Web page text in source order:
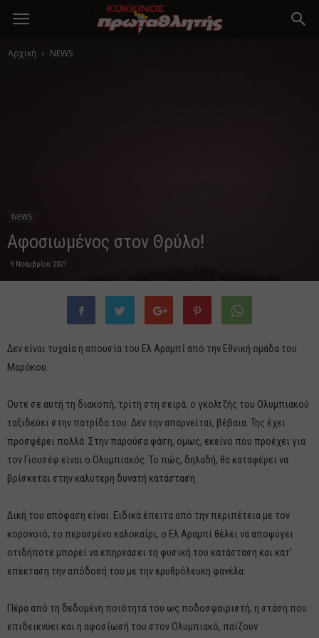
Αρχική NEWS
NEWS
Αφοσιωμένος στον Θρύλο!
9 Νοεμβρίου 2021
Δεν είναι τυχαία η απουσία του Ελ Αραμπί από την Εθνική ομάδα του
Μαρόκου.
Ουτε σε αυτή τη διακοπή, τρίτη στη σειρά, ο γκολτζής του Ολυμπιακού
ταξιδεύει στην πατρίδα του. Δεν την απαρνείται, βέβαια. Της έχει
προσφέρει πολλά. Στην παρούσα φάση, ομως, εκείνο που προέχει για
τον Γιουσέφ είναι ο Ολυμπιακός. Το πώς, δηλαδή, θα καταφέρει να
βρίσκεται στην καλύτερη δυνατή κατάσταση.
Δική του απόφαση είναι. Ειδικά έπειτα από την περιπέτεια με τον
κορονοϊό, το περασμένο καλοκαίρι, ο Ελ Αραμπί θέλει να αποφύγει
οτιδήποτε μπορεί να επηρεάσει τη φυσική του κατάσταση και κατ’
επέκταση την απόδοσή του με την ερυθρόλευκη φανέλα.
Πέρα από τη δεδομένη ποιότητά του ως ποδοσφαιριστή, η στάση που
επιδεικνύει και η αφοσίωσή του στον Ολυμπιακό, παίζουν